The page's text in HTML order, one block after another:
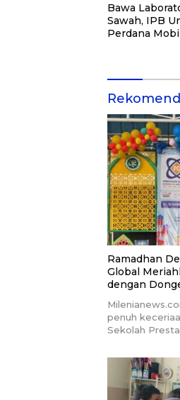
Bawa
Sawah, IPB
Perdana
Ramadhan
Global
dengan
penuh
Sekolah